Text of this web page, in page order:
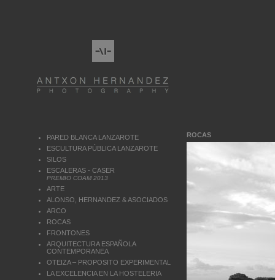
PARED BLANCA LANZAROTE
ESCULTURA PÚBLICA LANZAROTE
SILOS
ESCALERAS - CASER
PREMIO COAM 2013
ARTE
ALONSO, HERNANDEZ & ASOCIADOS
ARCO
ROCAS
FRONTONES
ARQUITECTURA ESPAÑOLA
CONTEMPORANEA
OTEIZA – PROPOSITO EXPERIMENTAL
LA EXCELENCIA EN LA HOSTELERIA
ROCAS